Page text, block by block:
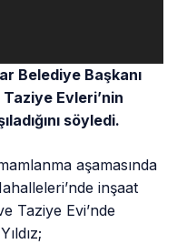
Belediye Başkanı
Evleri’nin
söyledi.
aşamasında
inşaat
Taziye Evi’nde